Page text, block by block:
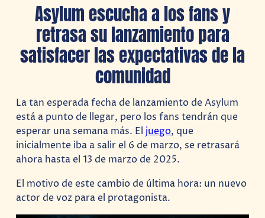
Asylum escucha a los fans y
retrasa su lanzamiento para
satisfacer las expectativas de la
comunidad
La tan esperada fecha de lanzamiento de Asylum
está a punto de llegar, pero los fans tendrán que
esperar una semana más. El juego, que
inicialmente iba a salir el 6 de marzo, se retrasará
ahora hasta el 13 de marzo de 2025.
El motivo de este cambio de última hora: un nuevo
actor de voz para el protagonista.